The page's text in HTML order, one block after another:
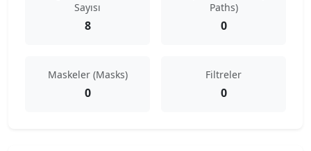
Sayısı
8
Paths)
0
Maskeler (Masks)
0
Filtreler
0